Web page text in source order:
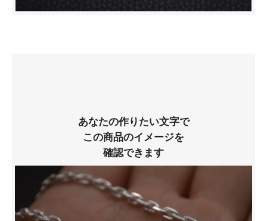
あなたの作りたい文字で
この商品のイメージを
確認できます